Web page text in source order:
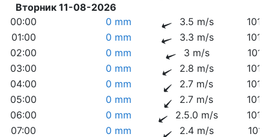
Вторник 11-08-2026
00:00
0 mm 3.5 m/s
01:00
0 mm 3.3 m/s
02:00
0 mm 3 m/s
03:00
0 mm 2.8 m/s
04:00
0 mm 2.7 m/s
05:00
0 mm 2.7 m/s
06:00
0 mm 2.5.0 m/s
07:00
0 mm 2.4 m/s